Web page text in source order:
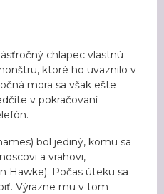
chlapec vlastnú
ktoré ho uväznilo v
mora sa však ešte
v pokračovaní
bol jediný, komu sa
a vrahovi,
Hawke). Počas úteku sa
Výrazne mu v tom